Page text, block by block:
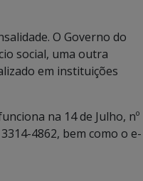
O Governo do
social, uma outra
em instituições
na 14 de Julho, nº
4862, bem como o e-